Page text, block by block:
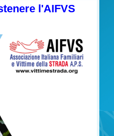
l'AIFVS